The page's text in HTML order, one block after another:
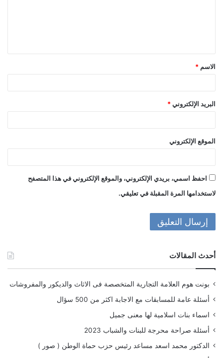
ق
*
الاسم *
البريد الإلكتروني *
الموقع الإلكتروني
احفظ اسمي، بريدي الإلكتروني، والموقع الإلكتروني في هذا المتصفح
لاستخدامها المرة المقبلة في تعليقي.
أحدث المقالات
بونت هوم العلامة التجارية المتخصصة فى الاثاث والديكور والمفروشات
أسئلة عامة للمسابقات مع الاجابة اكثر من 500 سؤال
اسماء بنات اسلامية لها معنى جميل
أسئلة صراحة محرجة للبنات والشباب 2023
الدكتور محمد اسعد مساعد رئيس حزب حماة الوطن ( صور )